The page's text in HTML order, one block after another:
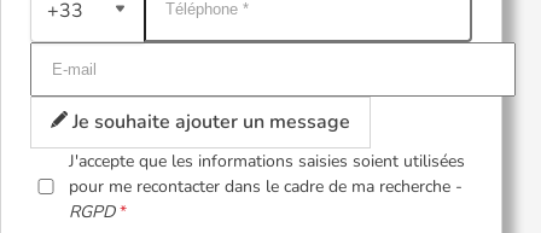
+33
Je souhaite ajouter un message
J'accepte que les informations saisies soient utilisées
pour me recontacter dans le cadre de ma recherche -
RGPD